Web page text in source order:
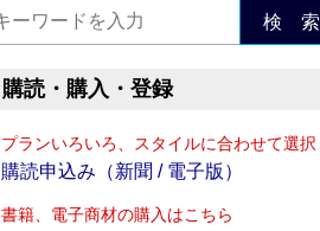
検 索
購読・購入・登録
プランいろいろ、スタイルに合わせて選択
購読申込み（新聞 / 電子版）
書籍、電子商材の購入はこちら